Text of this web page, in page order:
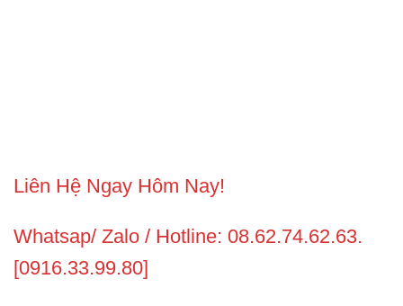
Liên Hệ Ngay Hôm Nay!
Whatsap/ Zalo / Hotline: 08.62.74.62.63.
[0916.33.99.80]